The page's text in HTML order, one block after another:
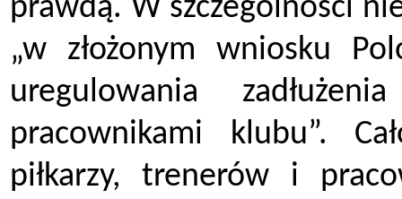
prawdą. W szczególności
„w złożonym wniosku
uregulowania
pracownikami klubu”.
piłkarzy, trenerów i